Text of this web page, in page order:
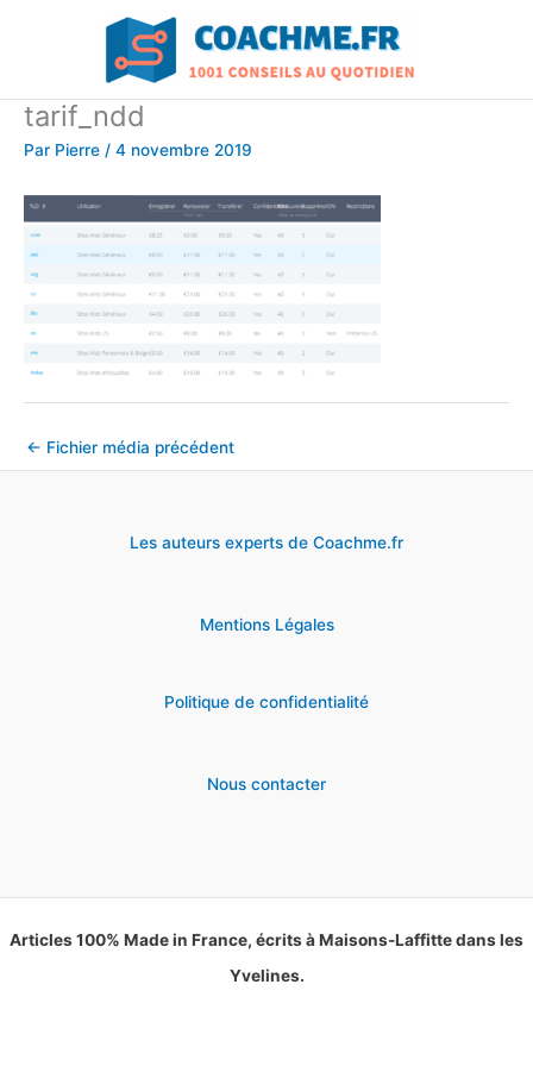
tarif_ndd
Par Pierre / 4 novembre 2019
← Fichier média précédent
Les auteurs experts de Coachme.fr
Mentions Légales
Politique de confidentialité
Nous contacter
Articles 100% Made in France, écrits à Maisons-Laffitte dans les
Yvelines.